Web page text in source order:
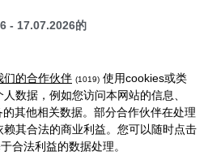
- 17.07.2026的
们的合作伙伴 (1019) 使用cookies或类
数据，例如您访问本网站的信息、
其他相关数据。部分合作伙伴在处理
其合法的商业利益。您可以随时点击
合法利益的数据处理。